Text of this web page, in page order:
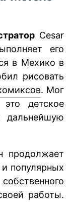
Cesar
его
в Мехико в
рисовать
. Мог
детское
дальнейшую
продолжает
популярных
работы.